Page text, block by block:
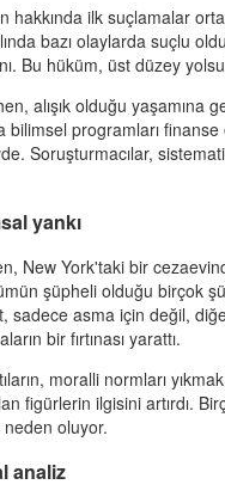
ilk suçlamalar
bazı olaylarda suçlu
Bu hüküm, üst düzey
alışık olduğu
bilimsel programları
Soruşturmacılar,
yankı
New York'taki bir
şüpheli olduğu birçok
sadece asma için değil,
bir fırtınası yarattı.
moralli normları
figürlerin ilgisini artırdı.
oluyor.
analiz